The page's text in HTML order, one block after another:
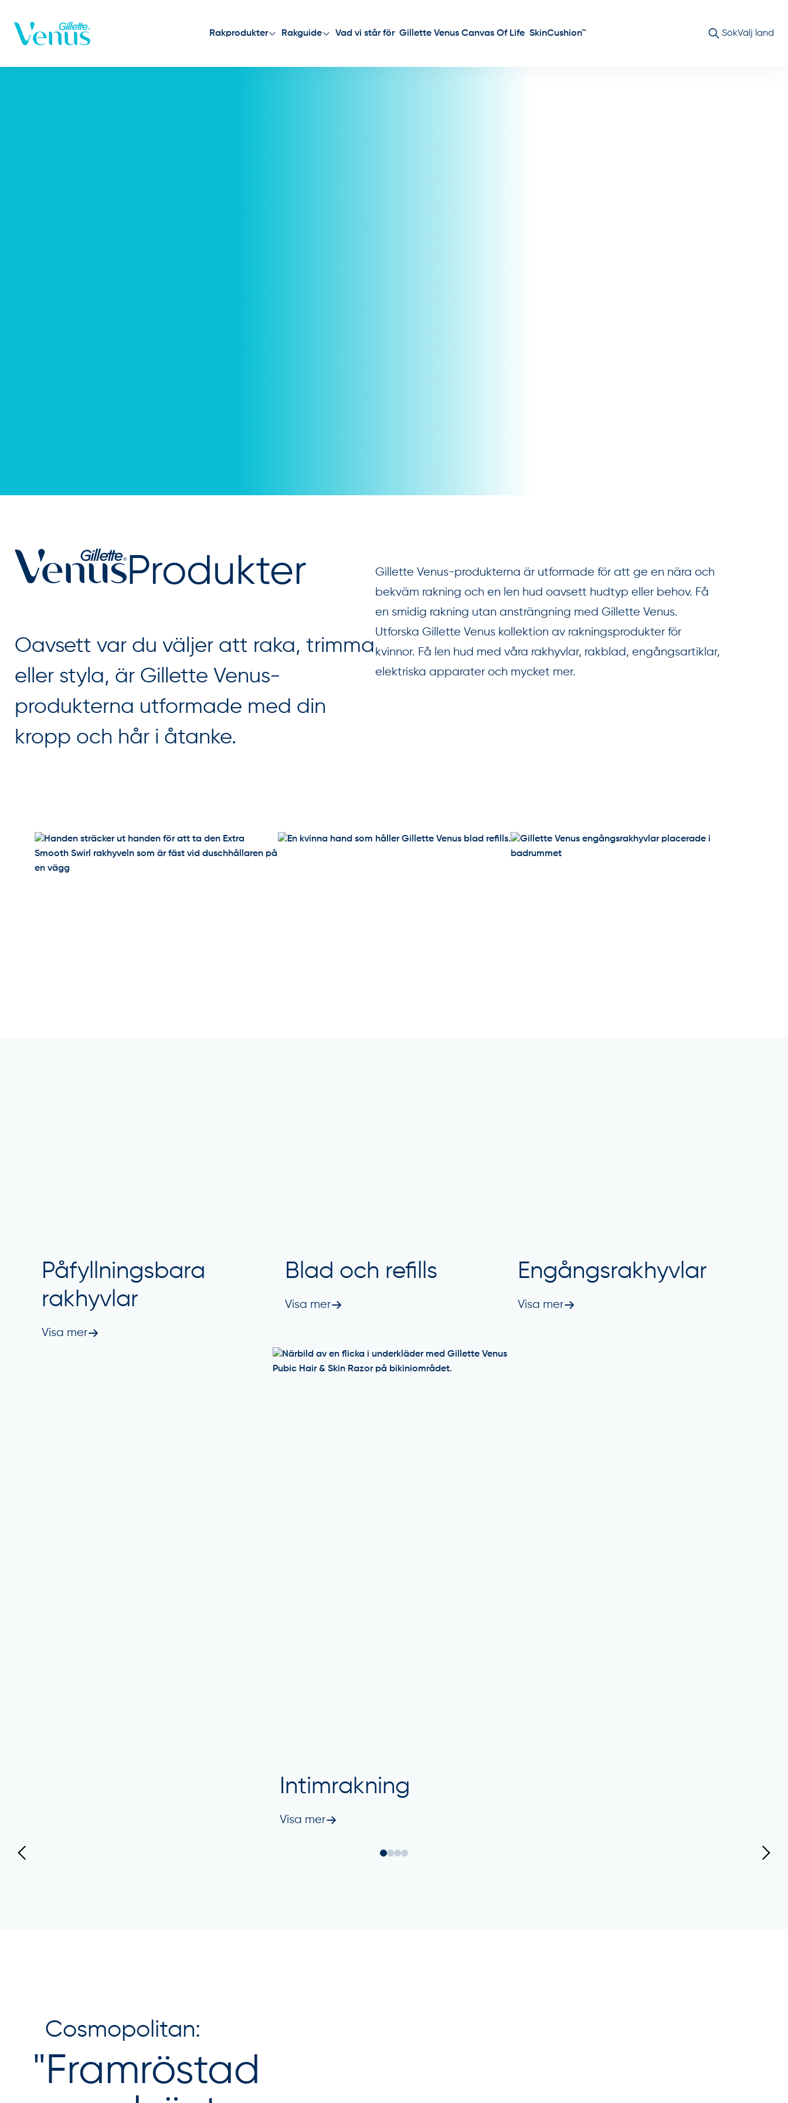
Rakprodukter Rakguide Vad vi står för Gillette Venus Canvas Of Life SkinCushion™ SökVälj land
Produkter
Oavsett var du väljer att raka, trimma
eller styla, är Gillette Venus-
produkterna utformade med din
kropp och hår i åtanke.
Gillette Venus-produkterna är utformade för att ge en nära och
bekväm rakning och en len hud oavsett hudtyp eller behov. Få
en smidig rakning utan ansträngning med Gillette Venus.
Utforska Gillette Venus kollektion av rakningsprodukter för
kvinnor. Få len hud med våra rakhyvlar, rakblad, engångsartiklar,
elektriska apparater och mycket mer.
Påfyllningsbara
rakhyvlar
Visa mer
Blad och refills
Visa mer
Engångsrakhyvlar
Visa mer
Intimrakning
Visa mer
Cosmopolitan:
"Framröstad